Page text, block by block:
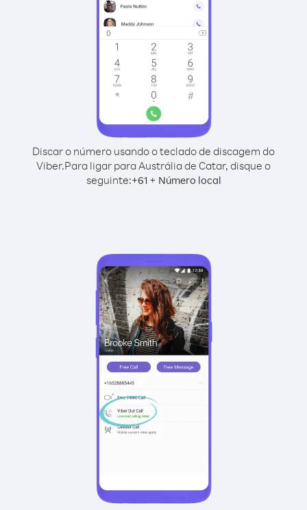
Discar o número usando o teclado de discagem do
Viber.Para ligar para Austrália de Catar, disque o
seguinte:+61+ Número local